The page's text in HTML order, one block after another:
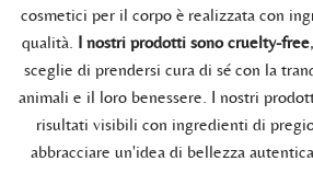
cosmetici per il corpo è realizzata con
qualità. I nostri prodotti sono cruelty-free
sceglie di prendersi cura di sé con la
animali e il loro benessere. I nostri
risultati visibili con ingredienti di
abbracciare un'idea di bellezza